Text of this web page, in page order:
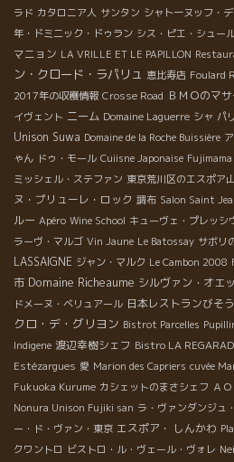
ラド カタロニア人 サンタン シャトーヌッフ・
年・ドミニック・ドゥラン シス・ピエ・シュー
マニョン LA VRILLE ET LE PAPILLON
ン・クロード・ラパリュ 恵比寿店 Foulard
2017年の収穫情報 Crosse Road ＢＭＯのマ
イヴェント ニーム Domaine Laguerre シャ パ
Unison Suwa Domaine de la Roche Buissière
ゃん ドゥ・モール Cuiisne Japonaise
ミッシェル・ステファン 東京荒川区のエスポア
ヌ・プリューレ・ロック 調布 Salon Saint
ルー Apéro Wine School キューヴェ・プレッシ
ラーヴ・マルゴ Vin Jaune Le Batossay サボリ
LASSAIGNE ジャン・マルク Le Cambon 2008
市 Domaine Richeaume シルヴァン・オエ
ドメーヌ・ベリュアール 日本レストランびそう
クロ・デ・グリヨン Bistrot Parcelles
Indigene 渡辺幸樹シェフ Bistro LA
Estézargues 愛 Marion des Capriers cuvée
Fukuoka Kurume カシェットのまさシェフ Ａ
Nonura Unison Fujiki san ラ・ヴァンダンジュ
ー・ド・ヴァン・東京 エスポア・ しんかわ
クワントロ ビストロ・ル・ヴェール・ヴォレ